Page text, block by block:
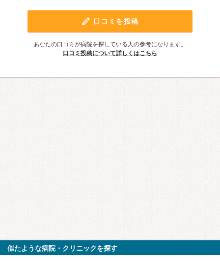
口コミを投稿
あなたの口コミが病院を探している人の参考になります。
口コミ投稿について詳しくはこちら
似たような病院・クリニックを探す